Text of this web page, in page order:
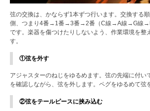
弦の交換は、かならず1本ずつ行います。交換する
側、つまり4番→1番→3番→2番（C線→A線→G線
です。楽器を傷つけたりしないよう、作業環境を整
す。
①弦を外す
アジャスターのねじをゆるめます。弦の先端に付い
を確認しながら、弦を外します。ペグをゆるめて弦
②弦をテールピースに挟み込む